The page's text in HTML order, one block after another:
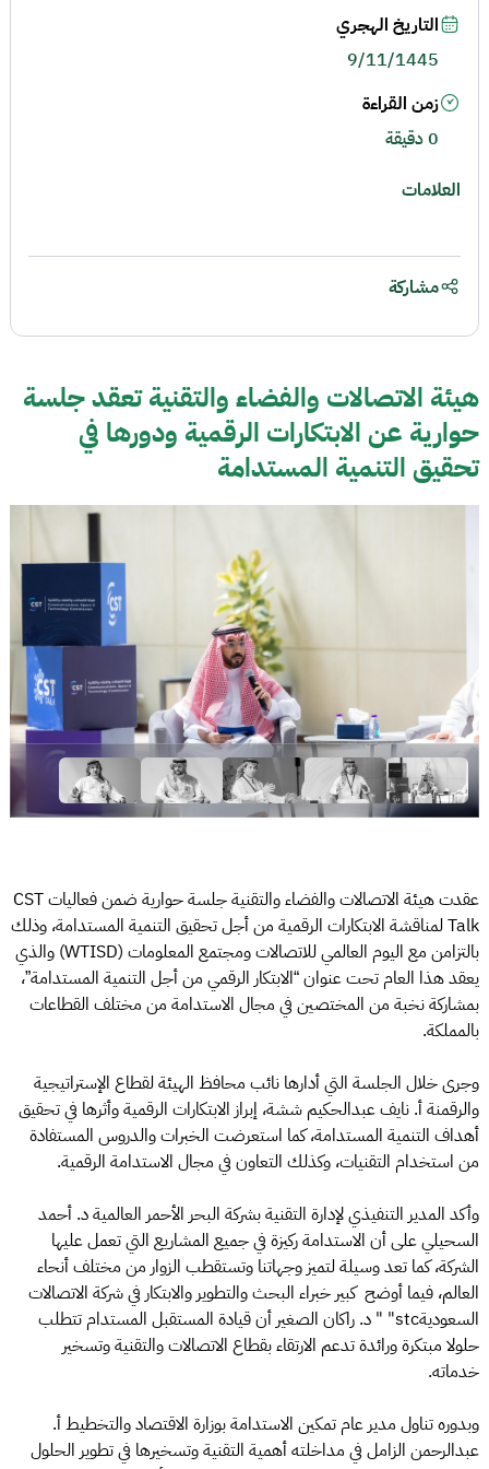
هيئة الاتصالات والفضاء والتقنية تعقد جلسة
حوارية عن الابتكارات الرقمية ودورها في
تحقيق التنمية المستدامة
عقدت هيئة الاتصالات والفضاء والتقنية جلسة حوارية ضمن فعاليات CST
Talk لمناقشة الابتكارات الرقمية من أجل تحقيق التنمية المستدامة، وذلك
بالتزامن مع اليوم العالمي للاتصالات ومجتمع المعلومات (WTISD) والذي
يعقد هذا العام تحت عنوان “الابتكار الرقمي من أجل التنمية المستدامة”،
بمشاركة نخبة من المختصين في مجال الاستدامة من مختلف القطاعات
بالمملكة.
وجرى خلال الجلسة التي أدارها نائب محافظ الهيئة لقطاع الإستراتيجية
والرقمنة أ. نايف عبدالحكيم ششة، إبراز الابتكارات الرقمية وأثرها في تحقيق
أهداف التنمية المستدامة، كما استعرضت الخبرات والدروس المستفادة
من استخدام التقنيات، وكذلك التعاون في مجال الاستدامة الرقمية.
وأكد المدير التنفيذي لإدارة التقنية بشركة البحر الأحمر العالمية د. أحمد
السحيلي على أن الاستدامة ركيزة في جميع المشاريع التي تعمل عليها
الشركة، كما تعد وسيلة لتميز وجهاتنا وتستقطب الزوار من مختلف أنحاء
العالم، فيما أوضح كبير خبراء البحث والتطوير والابتكار في شركة الاتصالات
السعوديةstc" " د. راكان الصغير أن قيادة المستقبل المستدام تتطلب
حلولا مبتكرة ورائدة تدعم الارتقاء بقطاع الاتصالات والتقنية وتسخير
خدماته.
وبدوره تناول مدير عام تمكين الاستدامة بوزارة الاقتصاد والتخطيط أ.
عبدالرحمن الزامل في مداخلته أهمية التقنية وتسخيرها في تطوير الحلول
التاريخ الهجري
9/11/1445
زمن القراءة
0 دقيقة
العلامات
مشاركة